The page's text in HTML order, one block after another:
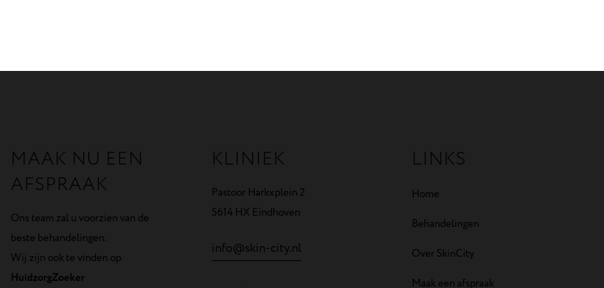
MAAK NU EEN
AFSPRAAK
Ons team zal u voorzien van de
beste behandelingen.
Wij zijn ook te vinden op
HuidzorgZoeker
KLINIEK
Pastoor Harkxplein 2
5614 HX Eindhoven
info@skin-city.nl
LINKS
Home
Behandelingen
Over SkinCity
Maak een afspraak